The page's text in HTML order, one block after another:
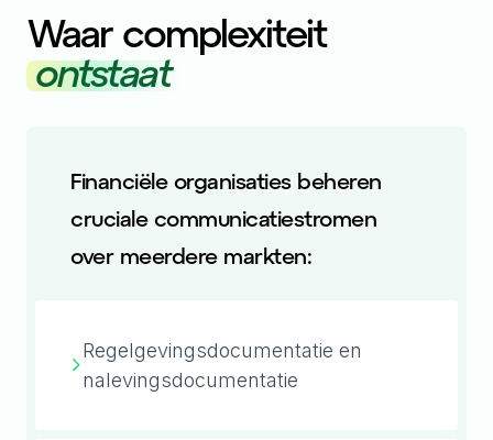
Waar complexiteit
ontstaat
Financiële organisaties beheren
cruciale communicatiestromen
over meerdere markten:
Regelgevingsdocumentatie en
nalevingsdocumentatie